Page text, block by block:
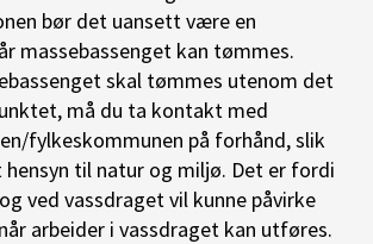
bør det uansett være en
massebassenget kan tømmes.
skal tømmes utenom det
må du ta kontakt med
fylkeskommunen på forhånd, slik
til natur og miljø. Det er fordi
ved vassdraget vil kunne påvirke
arbeider i vassdraget kan utføres.